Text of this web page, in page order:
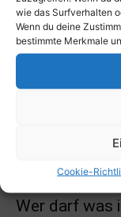
wie das Surfverhalten
Wenn du deine
bestimmte Merkmale
Cookie-
Wer darf was